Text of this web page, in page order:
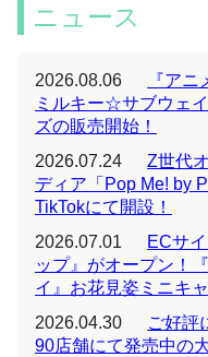
ニュース
2026.08.06
『ア
ミルキー☆サブウェ
ズの販売開始！
2026.07.24
Z世代
ディア「Pop Me! by
TikTokにて開設！
2026.07.01
ECサ
ップ』がオープン！
イ』お花見姿ミニキ
2026.04.30
ご好評
90店舗にて発売中の